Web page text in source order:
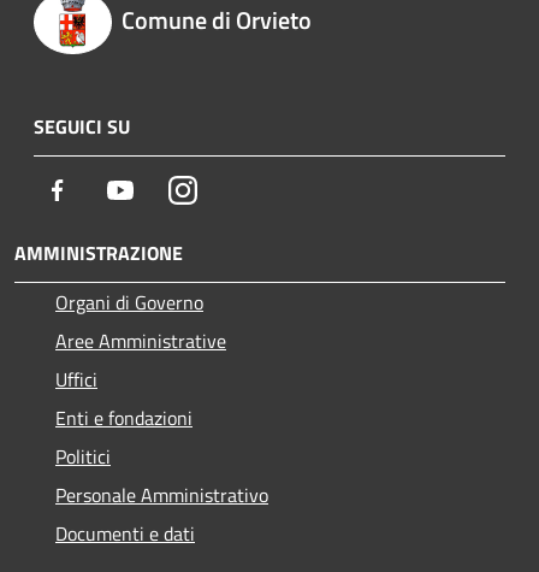
Comune di Orvieto
SEGUICI SU
Facebook YoutubeInstagram
AMMINISTRAZIONE
Organi di Governo
Aree Amministrative
Uffici
Enti e fondazioni
Politici
Personale Amministrativo
Documenti e dati